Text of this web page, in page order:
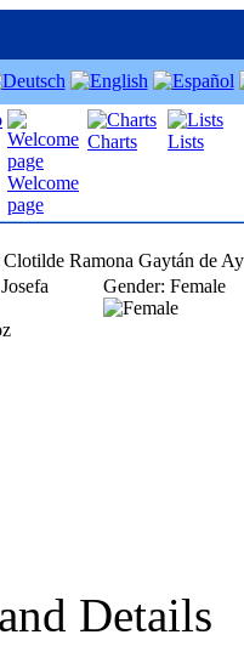
Welcome
page
Charts Lists
Gender: Female
Details